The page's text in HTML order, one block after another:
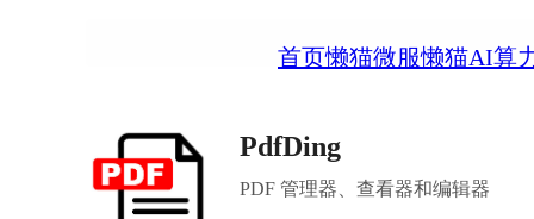
首页懒猫微服懒猫AI算
PdfDing
PDF 管理器、查看器和编辑器